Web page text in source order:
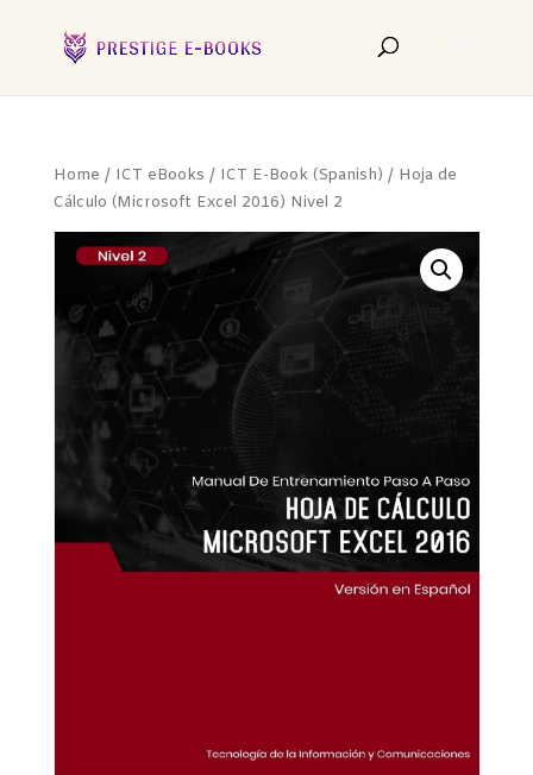
Home / ICT eBooks / ICT E-Book (Spanish) / Hoja de
Cálculo (Microsoft Excel 2016) Nivel 2